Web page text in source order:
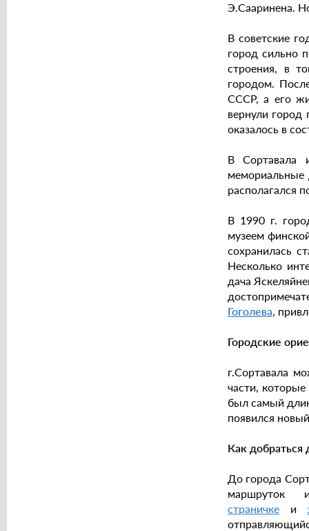
Э.Сааринена.
В советские
город сильно
строения, в
городом.
СССР, а его
вернули
оказалось в
В Сортавала
мемориальные
располагался
В 1990 г.
музеем
сохранилась
Несколько
дача
Гоголева,
Городские
г.Сортавала
части,
был самый
появился
Как добраться
До города
страничке и